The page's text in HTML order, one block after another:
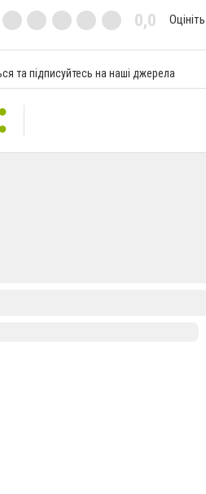
0,0
та підписуйтесь на наші джерела